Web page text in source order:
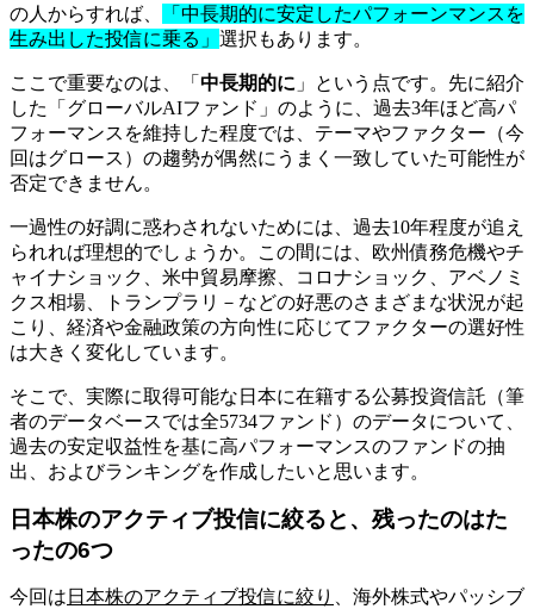
の人からすれば、
「中長期的に安定したパフォーンマンスを
生み出した投信に乗る」 選択もあります。
ここで重要なのは、「 中長期的に 」という点です。先に紹介
した「グローバルAIファンド」のように、過去3年ほど高パ
フォーマンスを維持した程度では、テーマやファクター（今
回はグロース）の趨勢が偶然にうまく一致していた可能性が
否定できません。
一過性の好調に惑わされないためには、過去10年程度が追え
られれば理想的でしょうか。この間には、欧州債務危機やチ
ャイナショック、米中貿易摩擦、コロナショック、アベノミ
クス相場、トランプラリ－などの好悪のさまざまな状況が起
こり、経済や金融政策の方向性に応じてファクターの選好性
は大きく変化しています。
そこで、実際に取得可能な日本に在籍する公募投資信託（筆
者のデータベースでは全5734ファンド）のデータについて、
過去の安定収益性を基に高パフォーマンスのファンドの抽
出、およびランキングを作成したいと思います。
日本株のアクティブ投信に絞ると、残ったのはた
ったの6つ
今回は 日本株のアクティブ投信に絞り
、海外株式やパッシブ